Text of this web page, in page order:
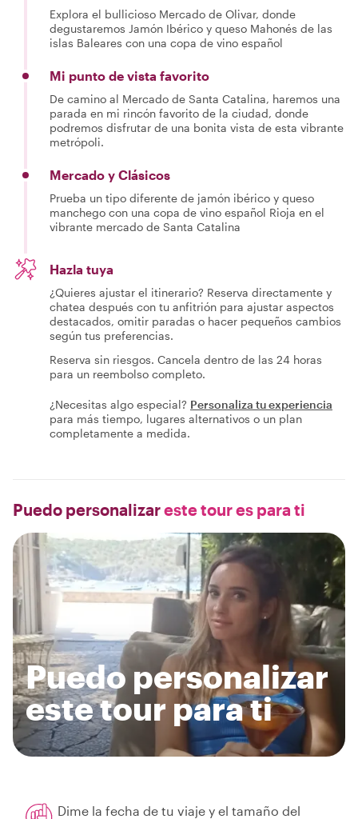
Explora el bullicioso Mercado de Olivar, donde
degustaremos Jamón Ibérico y queso Mahonés de las
islas Baleares con una copa de vino español
Mi punto de vista favorito
De camino al Mercado de Santa Catalina, haremos una
parada en mi rincón favorito de la ciudad, donde
podremos disfrutar de una bonita vista de esta vibrante
metrópoli.
Mercado y Clásicos
Prueba un tipo diferente de jamón ibérico y queso
manchego con una copa de vino español Rioja en el
vibrante mercado de Santa Catalina
Hazla tuya
¿Quieres ajustar el itinerario? Reserva directamente y
chatea después con tu anfitrión para ajustar aspectos
destacados, omitir paradas o hacer pequeños cambios
según tus preferencias.
Reserva sin riesgos. Cancela dentro de las 24 horas
para un reembolso completo.
¿Necesitas algo especial? Personaliza tu experiencia
para más tiempo, lugares alternativos o un plan
completamente a medida.
Puedo personalizareste tour es para ti
Puedo personalizar
este tour para ti
Dime la fecha de tu viaje y el tamaño del